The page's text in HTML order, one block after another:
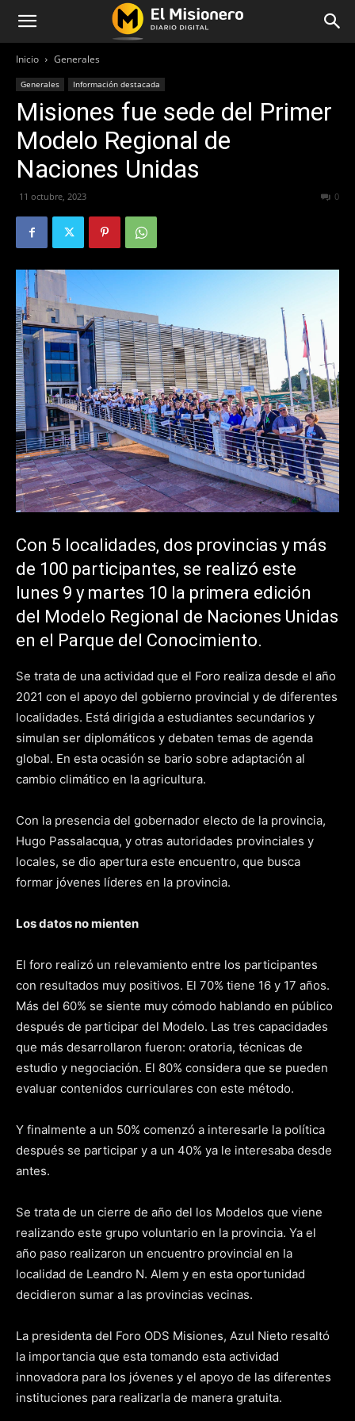
Inicio Generales
Generales Información destacada
Misiones fue sede del Primer
Modelo Regional de
Naciones Unidas
11 octubre, 2023 0
Con 5 localidades, dos provincias y más
de 100 participantes, se realizó este
lunes 9 y martes 10 la primera edición
del Modelo Regional de Naciones Unidas
en el Parque del Conocimiento.
Se trata de una actividad que el Foro realiza desde el año
2021 con el apoyo del gobierno provincial y de diferentes
localidades. Está dirigida a estudiantes secundarios y
simulan ser diplomáticos y debaten temas de agenda
global. En esta ocasión se bario sobre adaptación al
cambio climático en la agricultura.
Con la presencia del gobernador electo de la provincia,
Hugo Passalacqua, y otras autoridades provinciales y
locales, se dio apertura este encuentro, que busca
formar jóvenes líderes en la provincia.
Los datos no mienten
El foro realizó un relevamiento entre los participantes
con resultados muy positivos. El 70% tiene 16 y 17 años.
Más del 60% se siente muy cómodo hablando en público
después de participar del Modelo. Las tres capacidades
que más desarrollaron fueron: oratoria, técnicas de
estudio y negociación. El 80% considera que se pueden
evaluar contenidos curriculares con este método.
Y finalmente a un 50% comenzó a interesarle la política
después se participar y a un 40% ya le interesaba desde
antes.
Se trata de un cierre de año del los Modelos que viene
realizando este grupo voluntario en la provincia. Ya el
año paso realizaron un encuentro provincial en la
localidad de Leandro N. Alem y en esta oportunidad
decidieron sumar a las provincias vecinas.
La presidenta del Foro ODS Misiones, Azul Nieto resaltó
la importancia que esta tomando esta actividad
innovadora para los jóvenes y el apoyo de las diferentes
instituciones para realizarla de manera gratuita.